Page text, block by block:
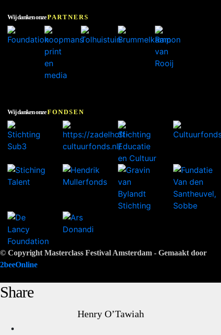
Wij danken onzePARTNERS
Wij danken onzeFONDSEN
© Copyright Masterclass Festival Amsterdam - Gemaakt door
2beeOnline
Share
Henry O’Tawiah